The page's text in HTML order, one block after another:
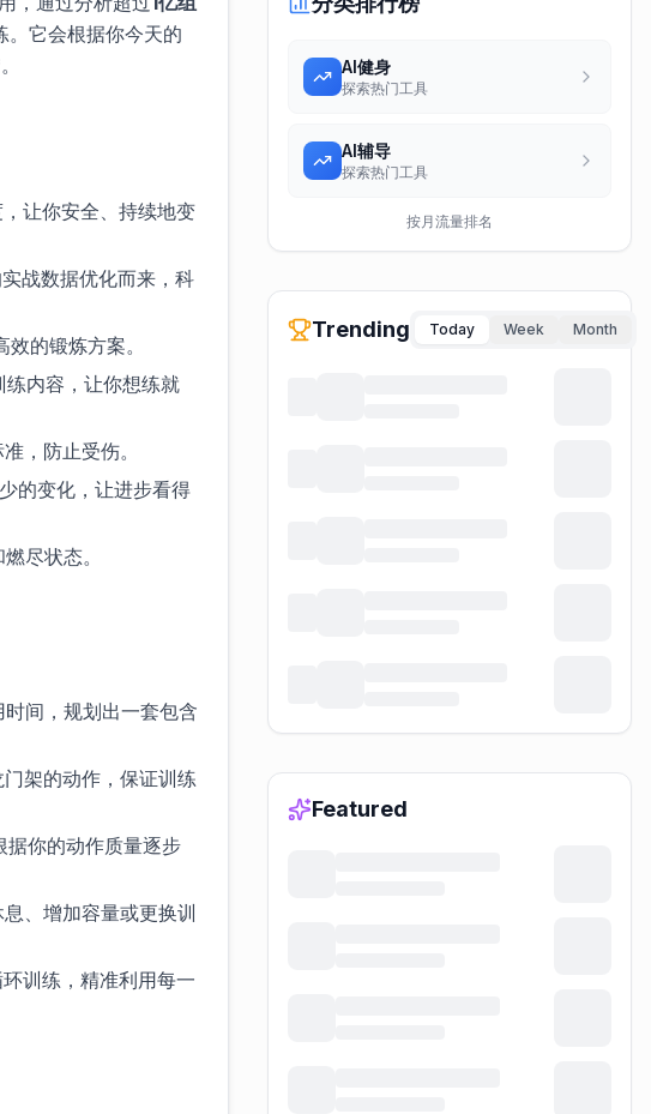
。它会根据你今天的
让你安全、持续地变
战数据优化而来，科
的锻炼方案。
内容，让你想练就
，防止受伤。
的变化，让进步看得
尽状态。
间，规划出一套包含
架的动作，保证训练
据你的动作质量逐步
、增加容量或更换训
训练，精准利用每一
AI健身
探索热门工具
AI辅导
探索热门工具
按月流量排名
Trending Today Week Month
Featured